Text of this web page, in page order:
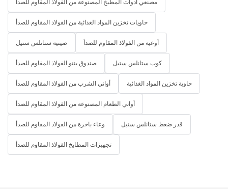
مصنعي أدوات المطبخ المصنوعة من الفولاذ المقاوم للصدأ
حاويات تخزين المواد الغذائية من الفولاذ المقاوم للصدأ
صينية ستانلس ستيل أوعية من الفولاذ المقاوم للصدأ
صندوق بنتو الفولاذ المقاوم للصدأ كوب ستانلس ستيل
أواني الشرب من الفولاذ المقاوم للصدأ حاوية تخزين المواد الغذائية
أواني الطعام المصنوعة من الفولاذ المقاوم للصدأ
وعاء باخرة من الفولاذ المقاوم للصدأ قدر ضغط ستانلس ستيل
تجهيزات المطابخ الفولاذ المقاوم للصدأ